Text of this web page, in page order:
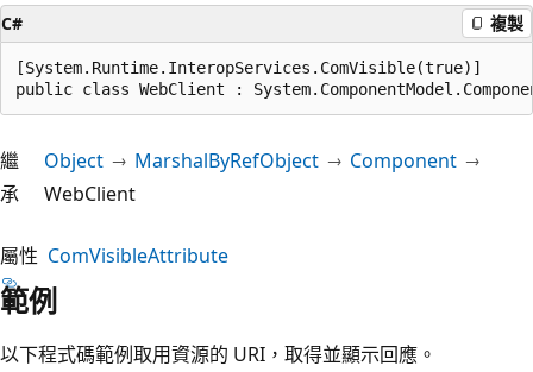
C# 複製
[System.Runtime.InteropServices.ComVisible(true)]
public class WebClient :
繼
承
Object MarshalByRefObject
Component
WebClient
屬性 ComVisibleAttribute
範例
以下程式碼範例取用資源的 URI，取得並顯示回應。